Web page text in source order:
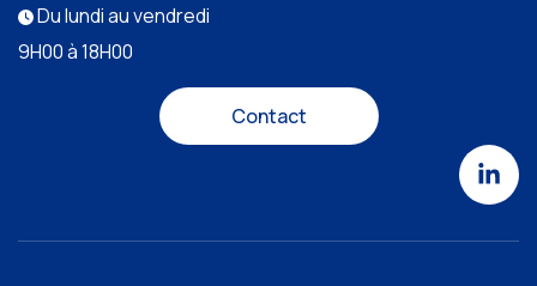
Du lundi au vendredi
9H00 à 18H00
Contact